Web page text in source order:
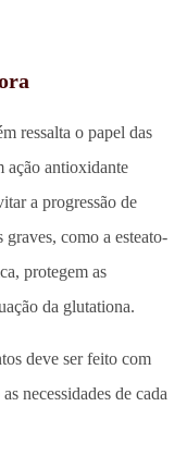
ressalta o papel das
ação antioxidante
a progressão de
graves, como a esteato-
protegem as
da glutationa.
deve ser feito com
necessidades de cada